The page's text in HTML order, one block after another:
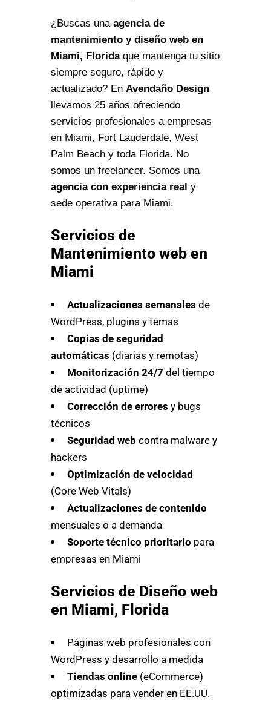
¿Buscas una agencia de
mantenimiento y diseño web en
Miami, Floridaque mantenga tu sitio
siempre seguro, rápido y
actualizado? En Avendaño Design
llevamos 25 años ofreciendo
servicios profesionales a empresas
en Miami, Fort Lauderdale, West
Palm Beach y toda Florida. No
somos un freelancer. Somos una
agencia con experiencia real y
sede operativa para Miami.
Servicios de
Mantenimiento web en
Miami
Actualizaciones semanales de
WordPress, plugins y temas
Copias de seguridad
automáticas (diarias y remotas)
Monitorización 24/7 del tiempo
de actividad (uptime)
Corrección de errores y bugs
técnicos
Seguridad web contra malware y
hackers
Optimización de velocidad
(Core Web Vitals)
Actualizaciones de contenido
mensuales o a demanda
Soporte técnico prioritario para
empresas en Miami
Servicios de Diseño web
en Miami, Florida
Páginas web profesionales con
WordPress y desarrollo a medida
Tiendas online (eCommerce)
optimizadas para vender en EE.UU.